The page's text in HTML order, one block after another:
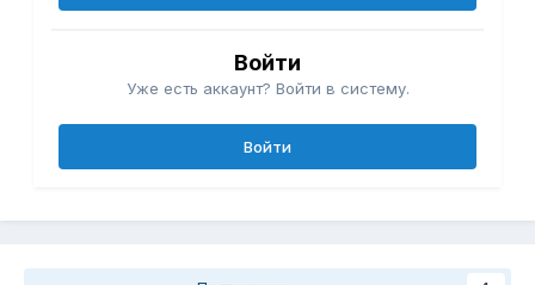
Войти
Уже есть аккаунт? Войти в систему.
Войти